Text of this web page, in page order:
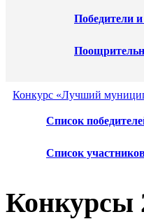
Победители
Конкурс «Лучший
Список
Список
Конкурсы